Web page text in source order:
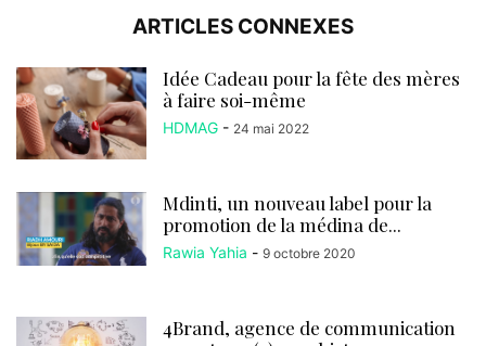
ARTICLES CONNEXES
Idée Cadeau pour la fête des mères
à faire soi-même
HDMAG - 24 mai 2022
Mdinti, un nouveau label pour la
promotion de la médina de...
Rawia Yahia - 9 octobre 2020
4Brand, agence de communication